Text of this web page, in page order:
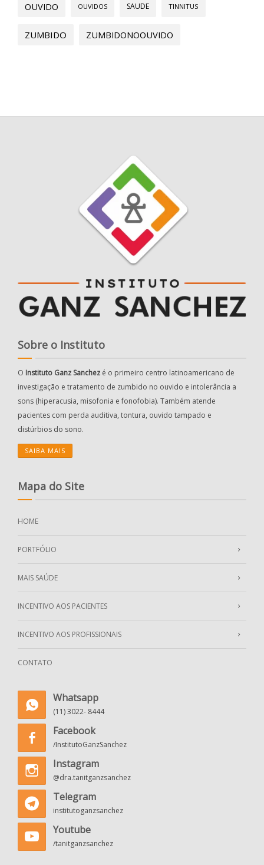
OUVIDO OUVIDOS SAUDE TINNITUS
ZUMBIDO ZUMBIDONOOUVIDO
Sobre o Instituto
O Instituto Ganz Sanchez é o primeiro centro latinoamericano de
investigação e tratamento de zumbido no ouvido e intolerância a
sons (hiperacusia, misofonia e fonofobia). Também atende
pacientes com perda auditiva, tontura, ouvido tampado e
distúrbios do sono.
SAIBA MAIS
Mapa do Site
HOME
PORTFÓLIO
MAIS SAÚDE
INCENTIVO AOS PACIENTES
INCENTIVO AOS PROFISSIONAIS
CONTATO
Whatsapp
(11) 3022- 8444
Facebook
/InstitutoGanzSanchez
Instagram
@dra.tanitganzsanchez
Telegram
institutoganzsanchez
Youtube
/tanitganzsanchez